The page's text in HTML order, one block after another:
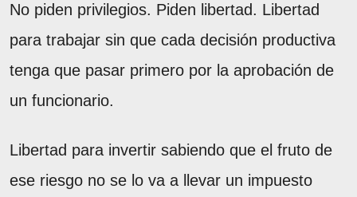
No piden privilegios. Piden libertad. Libertad
para trabajar sin que cada decisión productiva
tenga que pasar primero por la aprobación de
un funcionario.
Libertad para invertir sabiendo que el fruto de
ese riesgo no se lo va a llevar un impuesto